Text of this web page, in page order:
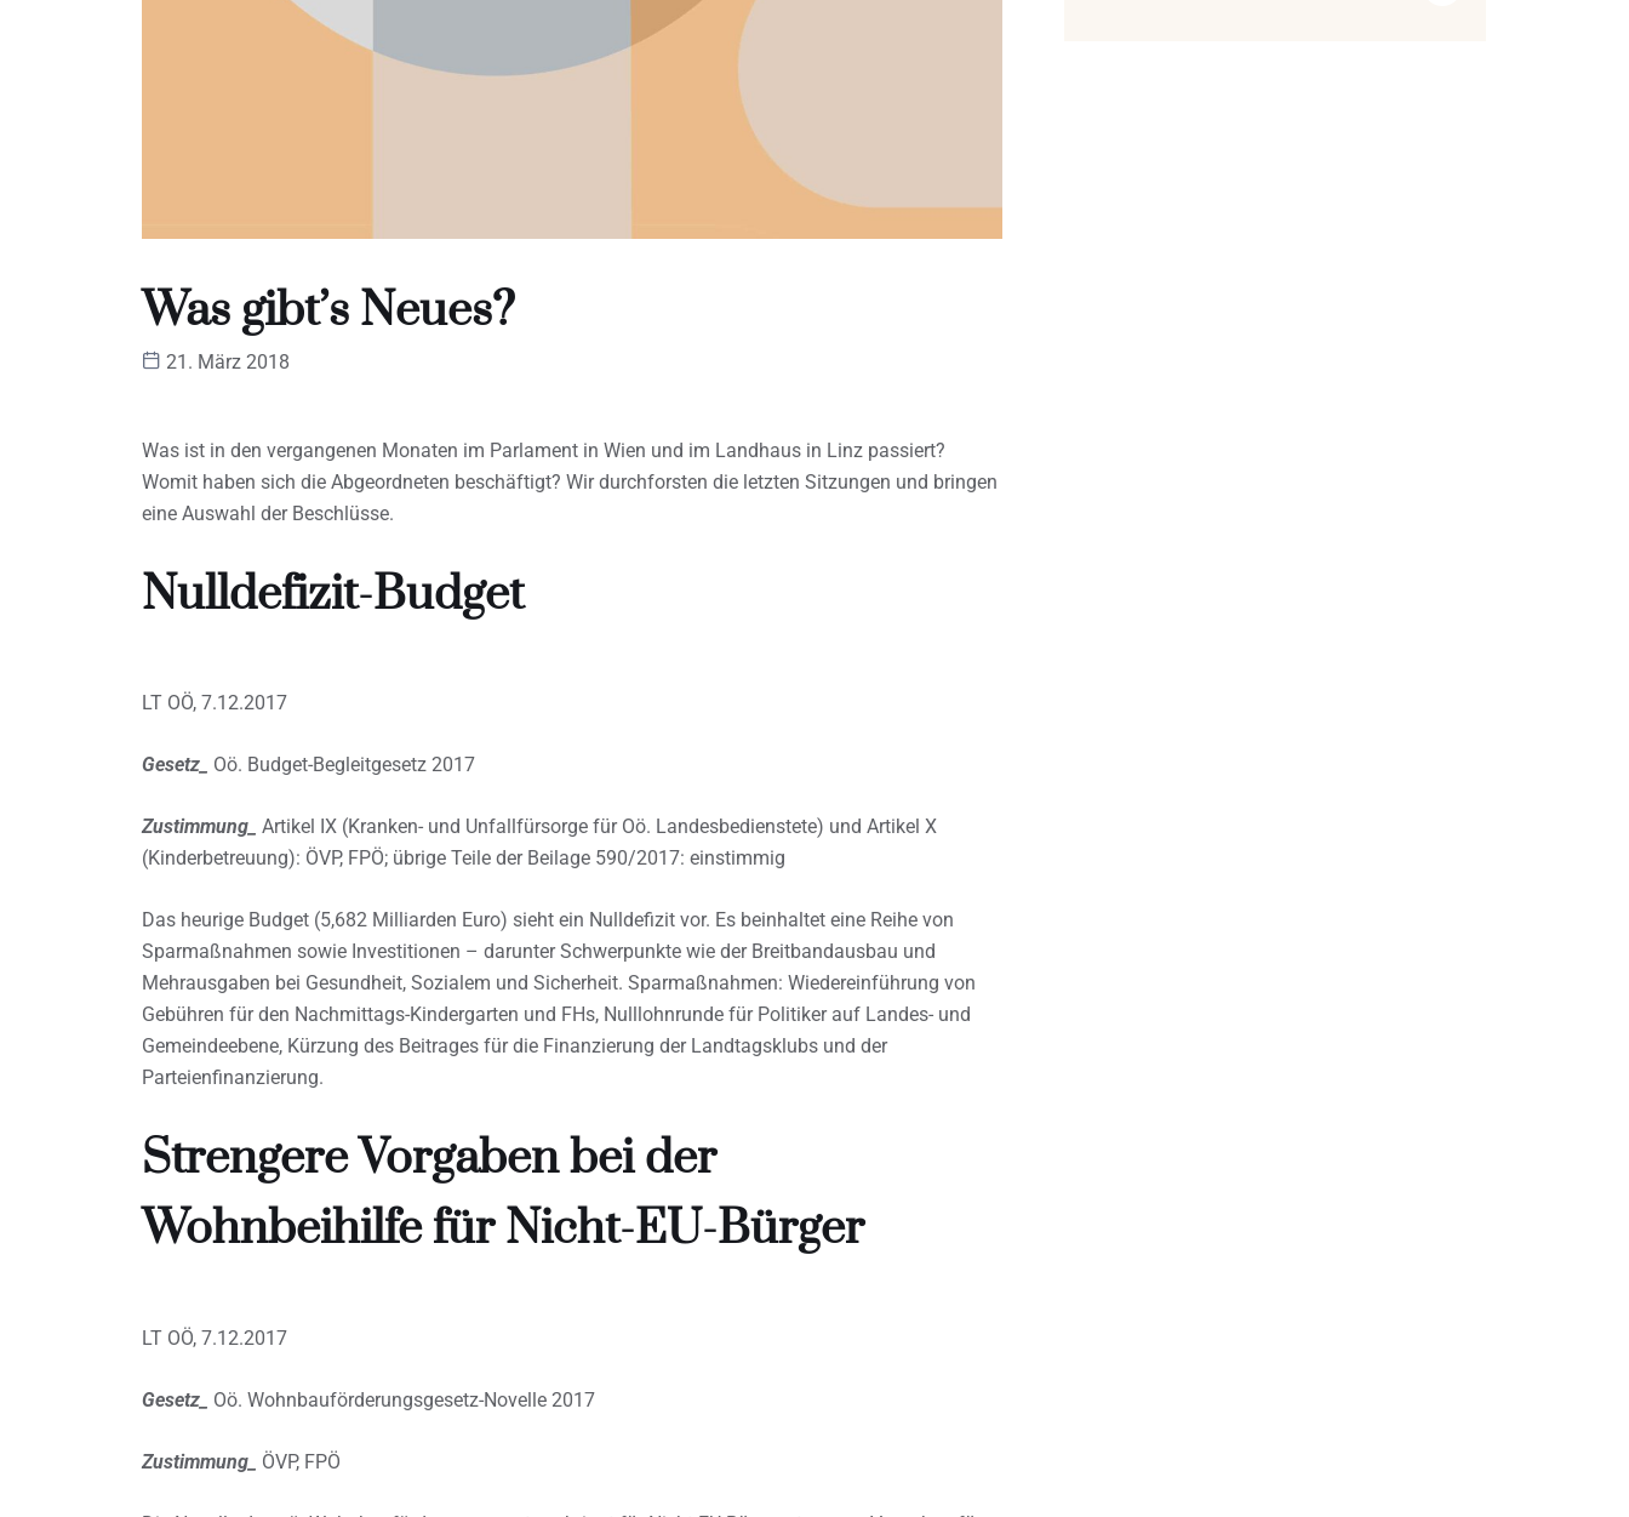
Was gibt’s Neues?
21. März 2018
Was ist in den vergangenen Monaten im Parlament in Wien und im Landhaus in Linz passiert?
Womit haben sich die Abgeordneten beschäftigt? Wir durchforsten die letzten Sitzungen und bringen
eine Auswahl der Beschlüsse.
Nulldefizit-Budget
LT OÖ, 7.12.2017
Gesetz_ Oö. Budget-Begleitgesetz 2017
Zustimmung_ Artikel IX (Kranken- und Unfallfürsorge für Oö. Landesbedienstete) und Artikel X
(Kinderbetreuung): ÖVP, FPÖ; übrige Teile der Beilage 590/2017: einstimmig
Das heurige Budget (5,682 Milliarden Euro) sieht ein Nulldefizit vor. Es beinhaltet eine Reihe von
Sparmaßnahmen sowie Investitionen – darunter Schwerpunkte wie der Breitbandausbau und
Mehrausgaben bei Gesundheit, Sozialem und Sicherheit. Sparmaßnahmen: Wiedereinführung von
Gebühren für den Nachmittags-Kindergarten und FHs, Nulllohnrunde für Politiker auf Landes- und
Gemeindeebene, Kürzung des Beitrages für die Finanzierung der Landtagsklubs und der
Parteienfinanzierung.
Strengere Vorgaben bei der
Wohnbeihilfe für Nicht-EU-Bürger
LT OÖ, 7.12.2017
Gesetz_ Oö. Wohnbauförderungsgesetz-Novelle 2017
Zustimmung_ ÖVP, FPÖ